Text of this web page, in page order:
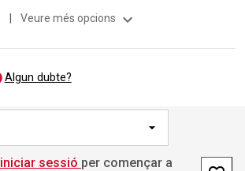
Veure més opcions expand_more
Algun dubte?
iniciar sessió per començar a